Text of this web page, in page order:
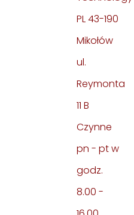
PL 43-190
Mikołów
ul.
Reymonta
11 B
Czynne
pn - pt w
godz.
8.00 -